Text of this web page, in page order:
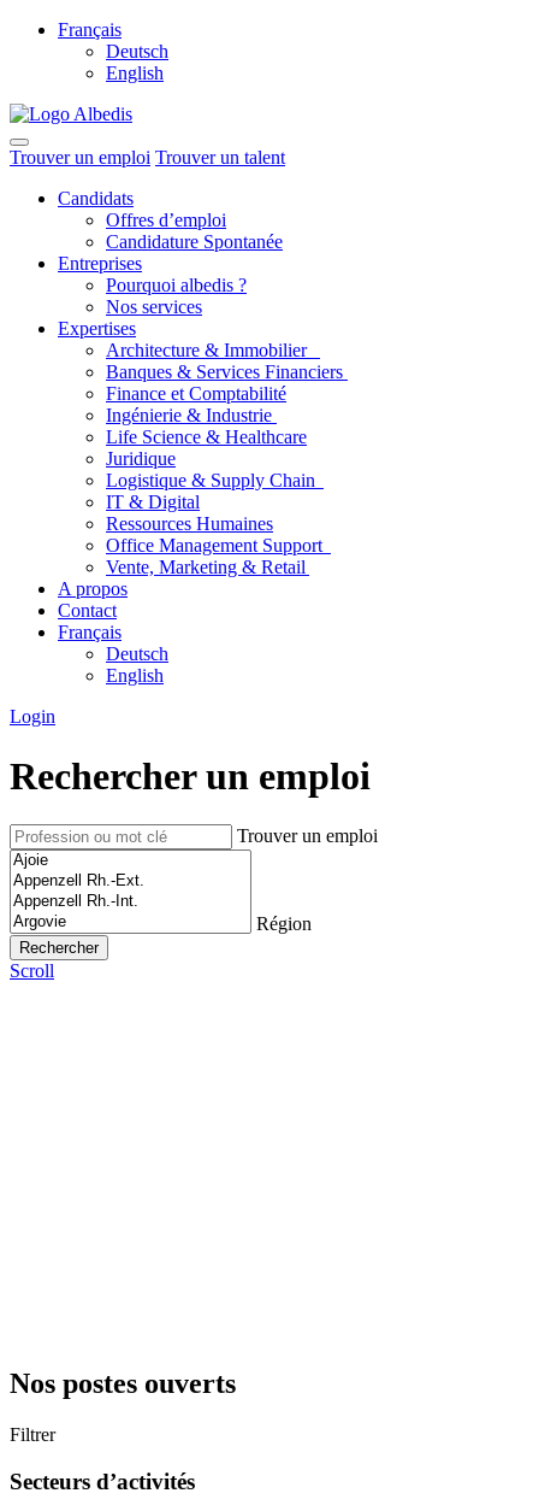
Français
Deutsch
English
Trouver un emploi Trouver un talent
Candidats
Offres d’emploi
Candidature Spontanée
Entreprises
Pourquoi albedis ?
Nos services
Expertises
Architecture & Immobilier
Banques & Services Financiers
Finance et Comptabilité
Ingénierie & Industrie
Life Science & Healthcare
Juridique
Logistique & Supply Chain
IT & Digital
Ressources Humaines
Office Management Support
Vente, Marketing & Retail
A propos
Contact
Français
Deutsch
English
Login
Rechercher un emploi
Trouver un emploi
Région
Scroll
Nos postes ouverts
Filtrer
Secteurs d’activités